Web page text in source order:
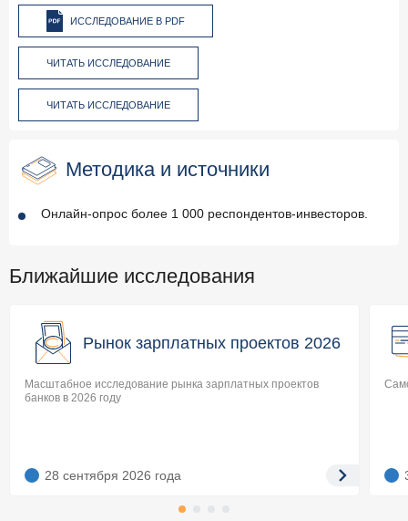
ИССЛЕДОВАНИЕ В PDF
ЧИТАТЬ ИССЛЕДОВАНИЕ
ЧИТАТЬ ИССЛЕДОВАНИЕ
Методика и источники
Онлайн-опрос более 1 000 респондентов-инвесторов.
Ближайшие исследования
Рынок зарплатных проектов 2026
Масштабное исследование рынка зарплатных проектов
банков в 2026 году
28 сентября 2026 года